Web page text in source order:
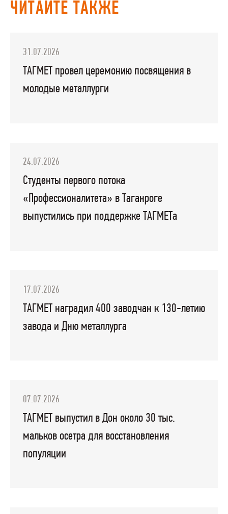
ЧИТАЙТЕ ТАКЖЕ
31.07.2026
ТАГМЕТ провел церемонию посвящения в
молодые металлурги
24.07.2026
Студенты первого потока
«Профессионалитета» в Таганроге
выпустились при поддержке ТАГМЕТа
17.07.2026
ТАГМЕТ наградил 400 заводчан к 130-летию
завода и Дню металлурга
07.07.2026
ТАГМЕТ выпустил в Дон около 30 тыс.
мальков осетра для восстановления
популяции